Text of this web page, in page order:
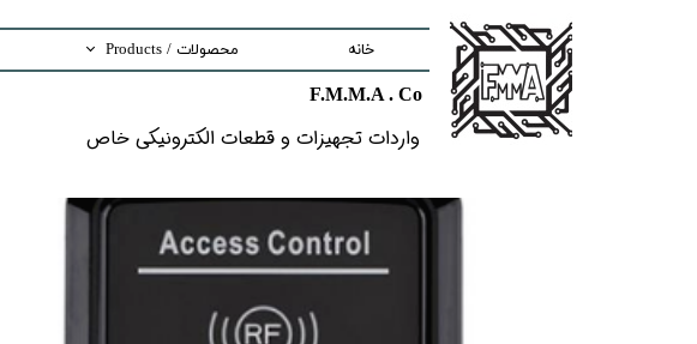
خانه محصولات / Products
Measurement Equipment
Laser Systems
Access Control system
and Assemble -PCB Electronic Boards
F.M.M.A . Co
واردات تجهیزات و قطعات الکترونیکى خاص​​​​​​​